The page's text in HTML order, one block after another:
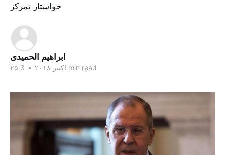
خواستار تمرکز
ابراهيم الحمیدی
۲۵ اکتبر ۲۰۱۸ • 3 min read